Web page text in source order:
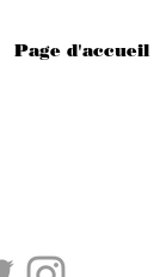
Page d'accueil